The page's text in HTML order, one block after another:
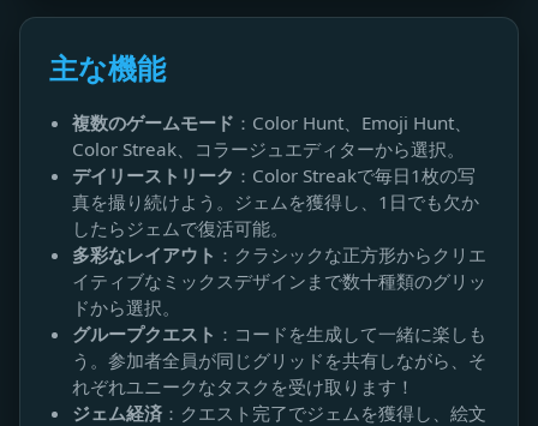
主な機能
複数のゲームモード ：Color Hunt、Emoji Hunt、
Color Streak、コラージュエディターから選択。
デイリーストリーク ：Color Streakで毎日1枚の写
真を撮り続けよう。ジェムを獲得し、1日でも欠か
したらジェムで復活可能。
多彩なレイアウト ：クラシックな正方形からクリエ
イティブなミックスデザインまで数十種類のグリッ
ドから選択。
グループクエスト ：コードを生成して一緒に楽しも
う。参加者全員が同じグリッドを共有しながら、そ
れぞれユニークなタスクを受け取ります！
ジェム経済 ：クエスト完了でジェムを獲得し、絵文